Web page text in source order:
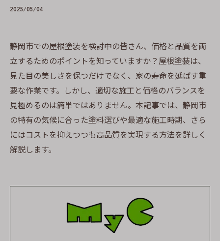
2025/05/04
静岡市での屋根塗装を検討中の皆さん、価格と品質を両
立するためのポイントを知っていますか？屋根塗装は、
見た目の美しさを保つだけでなく、家の寿命を延ばす重
要な作業です。しかし、適切な施工と価格のバランスを
見極めるのは簡単ではありません。本記事では、静岡市
の特有の気候に合った塗料選びや最適な施工時期、さら
にはコストを抑えつつも高品質を実現する方法を詳しく
解説します。